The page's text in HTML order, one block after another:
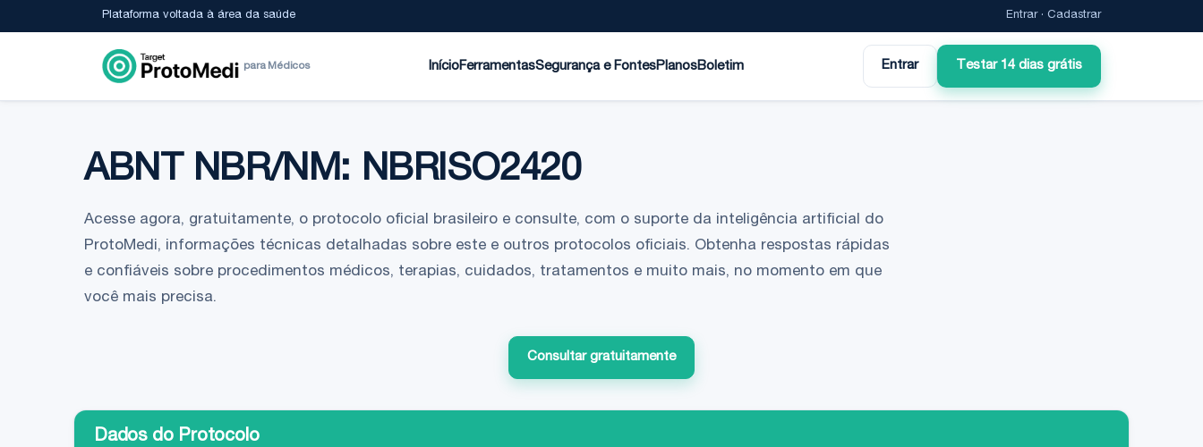
Plataforma voltada à área da saúde Entrar· Cadastrar
para Médicos InícioFerramentasSegurança e FontesPlanosBoletim Entrar Testar 14 dias grátis
ABNT NBR/NM: NBRISO2420
Acesse agora, gratuitamente, o protocolo oficial brasileiro e consulte, com o suporte da inteligência artificial do
ProtoMedi, informações técnicas detalhadas sobre este e outros protocolos oficiais. Obtenha respostas rápidas
e confiáveis sobre procedimentos médicos, terapias, cuidados, tratamentos e muito mais, no momento em que
você mais precisa.
Consultar gratuitamente
Dados do Protocolo